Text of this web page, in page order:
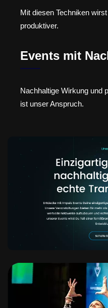
Mit diesen Techniken
produktiver.
Events mit
Nachhaltige Wirkung und
ist unser Anspruch.